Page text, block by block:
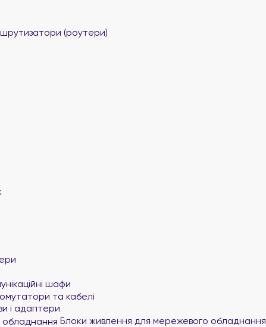
(роутери)
шафи
та кабелі
і адаптери
Блоки живлення для мережевого обладнання